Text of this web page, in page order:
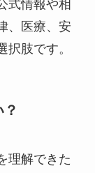
式情報や相
、医療、安
肢です。
理解できた